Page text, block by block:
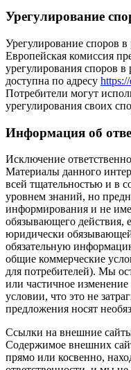
Урегулирование
Урегулирование споров
Европейская комиссия
урегулирования споров
доступна по адресу
Потребители могут
урегулирования своих
Информация об
Исключение
Материалы данного
всей тщательностью и в
уровнем знаний, но
информирования и не
обязывающего действия,
юридически
обязательную
общие коммерческие
для потребителей). Мы
или частичное
условии, что это не
предложения носят
Ссылки на внешние
Содержимое внешних
прямо или косвенно,